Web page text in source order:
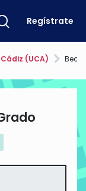
Regístrate
(UCA)